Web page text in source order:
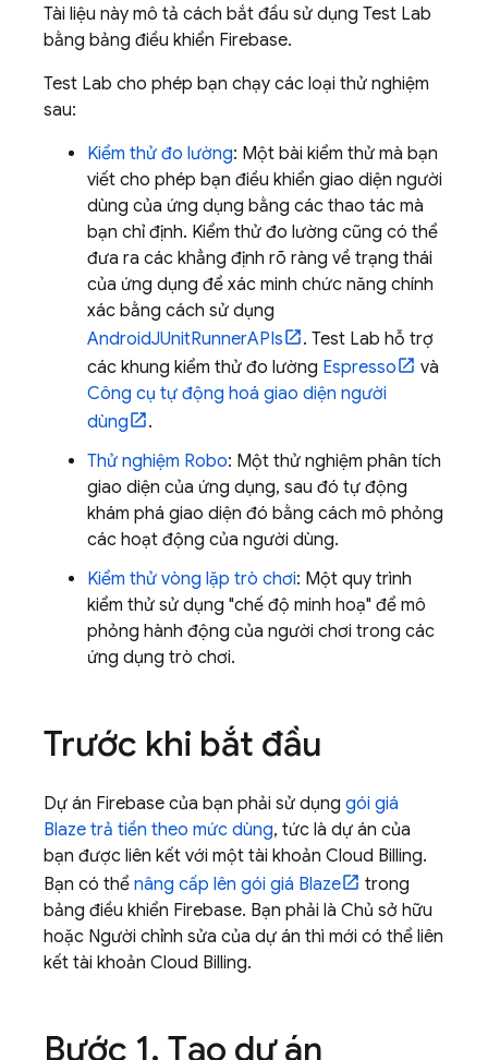
Tài liệu này mô tả cách bắt đầu sử dụng Test Lab
bằng bảng điều khiển Firebase.
Test Lab cho phép bạn chạy các loại thử nghiệm
sau:
Kiểm thử đo lường: Một bài kiểm thử mà bạn
viết cho phép bạn điều khiển giao diện người
dùng của ứng dụng bằng các thao tác mà
bạn chỉ định. Kiểm thử đo lường cũng có thể
đưa ra các khẳng định rõ ràng về trạng thái
của ứng dụng để xác minh chức năng chính
xác bằng cách sử dụng
AndroidJUnitRunnerAPIs
. Test Lab hỗ trợ
các khung kiểm thử đo lường Espresso
và
Công cụ tự động hoá giao diện người
dùng
.
Thử nghiệm Robo: Một thử nghiệm phân tích
giao diện của ứng dụng, sau đó tự động
khám phá giao diện đó bằng cách mô phỏng
các hoạt động của người dùng.
Kiểm thử vòng lặp trò chơi: Một quy trình
kiểm thử sử dụng "chế độ minh hoạ" để mô
phỏng hành động của người chơi trong các
ứng dụng trò chơi.
Trước khi bắt đầu
Dự án Firebase của bạn phải sử dụng gói giá
Blaze trả tiền theo mức dùng, tức là dự án của
bạn được liên kết với một tài khoản Cloud Billing.
Bạn có thể nâng cấp lên gói giá Blaze
trong
bảng điều khiển Firebase. Bạn phải là Chủ sở hữu
hoặc Người chỉnh sửa của dự án thì mới có thể liên
kết tài khoản Cloud Billing.
Bước 1. Tạo dự án